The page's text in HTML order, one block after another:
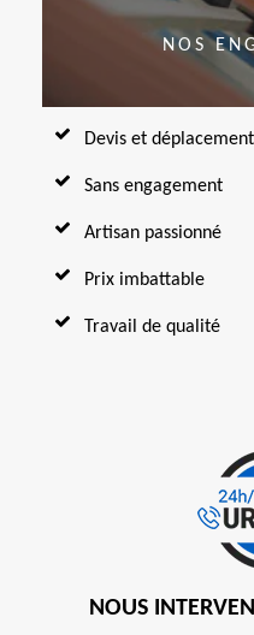
NOS
Devis et
Sans engagement
Artisan passionné
Prix imbattable
Travail de qualité
NOUS